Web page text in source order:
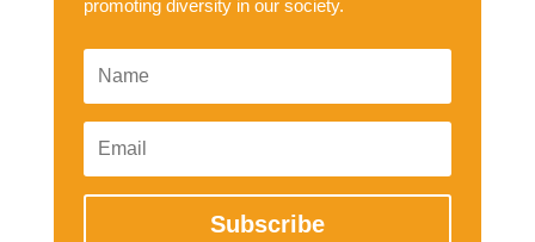
promoting diversity in our society.
Subscribe